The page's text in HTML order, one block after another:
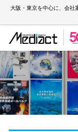
大阪・東京を中心に、会社